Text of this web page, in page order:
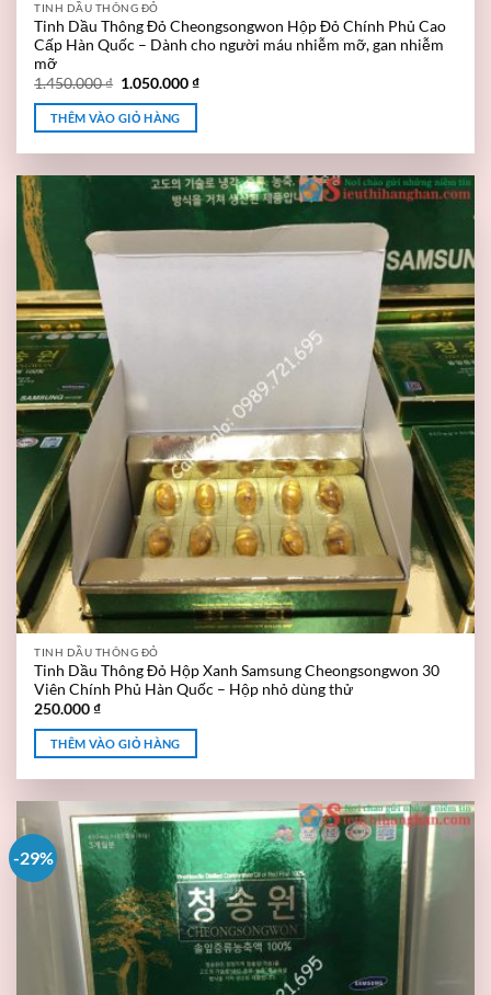
TINH DẦU THÔNG ĐỎ
Tinh Dầu Thông Đỏ Cheongsongwon Hộp Đỏ Chính Phủ Cao
Cấp Hàn Quốc – Dành cho người máu nhiễm mỡ, gan nhiễm
mỡ
1.450.000₫ 1.050.000₫
THÊM VÀO GIỎ HÀNG
TINH DẦU THÔNG ĐỎ
Tinh Dầu Thông Đỏ Hộp Xanh Samsung Cheongsongwon 30
Viên Chính Phủ Hàn Quốc – Hộp nhỏ dùng thử
250.000₫
THÊM VÀO GIỎ HÀNG
-29%